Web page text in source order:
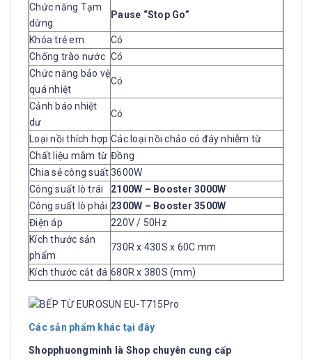
Chức năng Tạm
dừng
Pause “Stop Go”
Khóa trẻ em
Có
Chống trào nước Có
Chức năng bảo vệ
quá nhiệt
Có
Cảnh báo nhiệt
dư
Có
Loại nồi thích hợp Các loại nồi chảo có đáy nhiễm từ
Chất liệu mâm từ Đồng
Chia sẻ công suất3600W
Công suất lò trái
2100W – Booster 3000W
Công suất lò phải 2300W – Booster 3500W
Điện áp
220V / 50Hz
Kích thước sản
phẩm
730R x 430S x 60C mm
Kích thước cắt đá 680R x 380S (mm)
Các sản phẩm khác tại đây
Shopphuongminh là Shop chuyên cung cấp